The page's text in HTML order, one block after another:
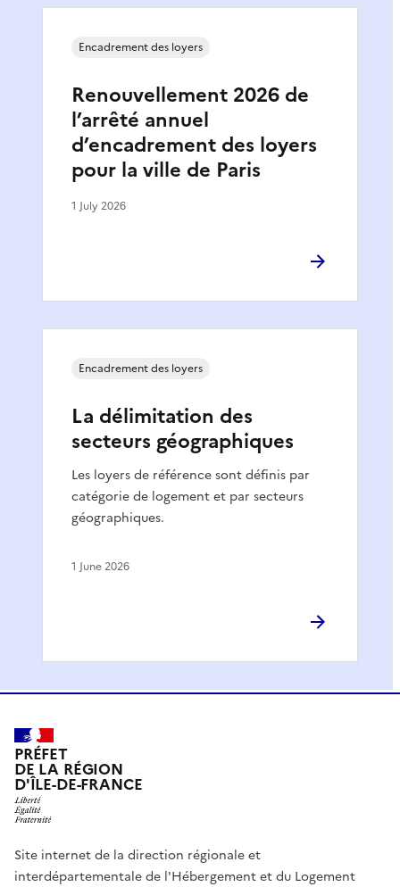
Renouvellement 2026 de
l’arrêté annuel
d’encadrement des loyers
pour la ville de Paris
Encadrement des loyers
1 July 2026
La délimitation des
secteurs géographiques
Les loyers de référence sont définis par
catégorie de logement et par secteurs
géographiques.
Encadrement des loyers
1 June 2026
PRÉFET
DE LA RÉGION
D'ÎLE-DE-FRANCE
Site internet de la direction régionale et
interdépartementale de l'Hébergement et du Logement